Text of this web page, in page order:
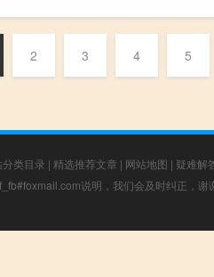
2 3 4 5
分类目录 | 精选推荐文章 | 网站地图 | 疑难解
说明，我们会及时纠正，谢